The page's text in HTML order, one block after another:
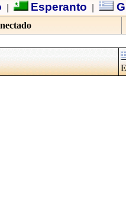
Esperanto